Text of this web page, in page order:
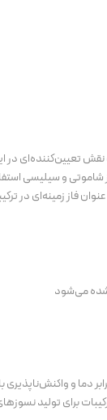
در
و سیلیسی
فاز زمینه‌ای در
می‌شود
و واکنش‌ناپذیری